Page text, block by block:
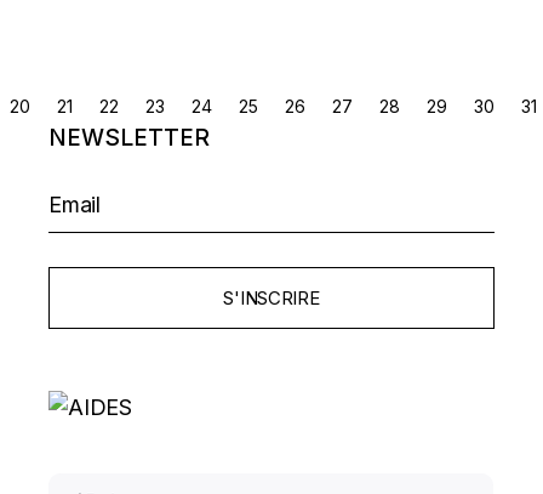
NAVIGATION
DES
ARTICLES
20 21 22 23 24 25 26 27 28 29 30 31
NEWSLETTER
S'INSCRIRE